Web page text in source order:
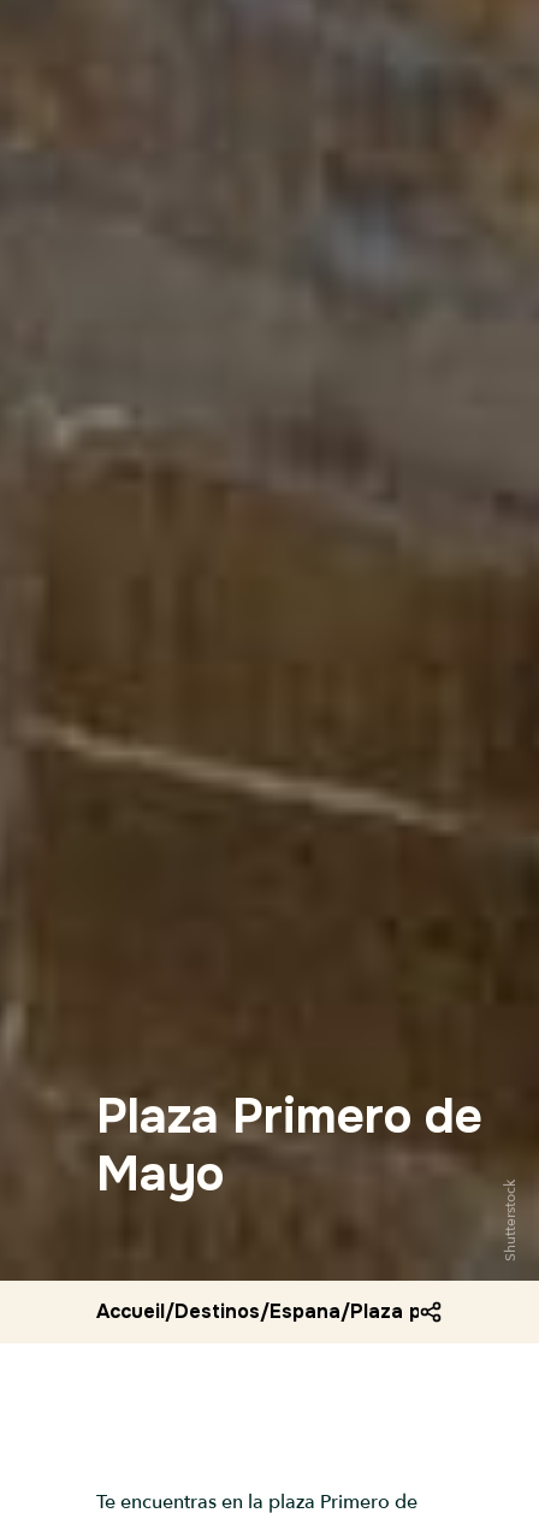
Plaza Primero de
Mayo
Shutterstock
Accueil/Destinos/Espana/Plaza primero de
Te encuentras en la plaza Primero de